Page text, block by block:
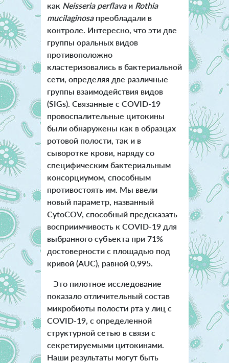
как Neisseria perflavaи Rothia
mucilaginosaпреобладали в
контроле. Интересно, что эти две
группы оральных видов
противоположно
кластеризовались в бактериальной
сети, определяя две различные
группы взаимодействия видов
(SIGs). Связанные с COVID-19
провоспалительные цитокины
были обнаружены как в образцах
ротовой полости, так и в
сыворотке крови, наряду со
специфическим бактериальным
консорциумом, способным
противостоять им. Мы ввели
новый параметр, названный
CytoCOV, способный предсказать
восприимчивость к COVID-19 для
выбранного субъекта при 71%
достоверности с площадью под
кривой (AUC), равной 0,995.
Это пилотное исследование
показало отличительный состав
микробиоты полости рта у лиц с
COVID-19, с определенной
структурной сетью в связи с
секретируемыми цитокинами.
Наши результаты могут быть